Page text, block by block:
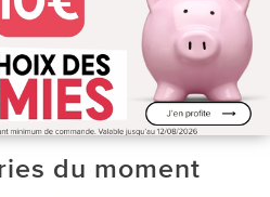
du moment